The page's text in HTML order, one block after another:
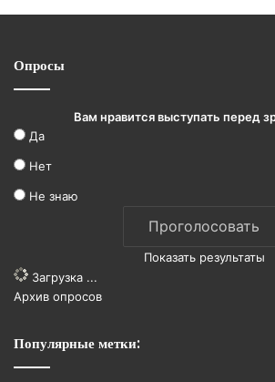
Опросы
Вам нравится выступать перед
Да
Нет
Не знаю
Показать результаты
Загрузка ...
Архив опросов
Популярные метки: